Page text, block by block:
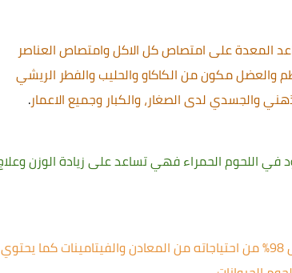
والجسدي لدى الصغار، والكبار وجميع الاعمار.